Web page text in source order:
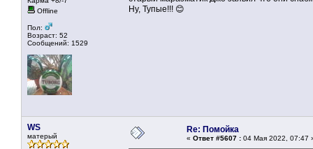
Offline
Пол:
Возраст: 52
Сообщений: 1529
Ну, Тупые!!! 😊
WS
матерый
Re: Помойка
« Ответ #5607 : 04 Мая 2022, 07:47